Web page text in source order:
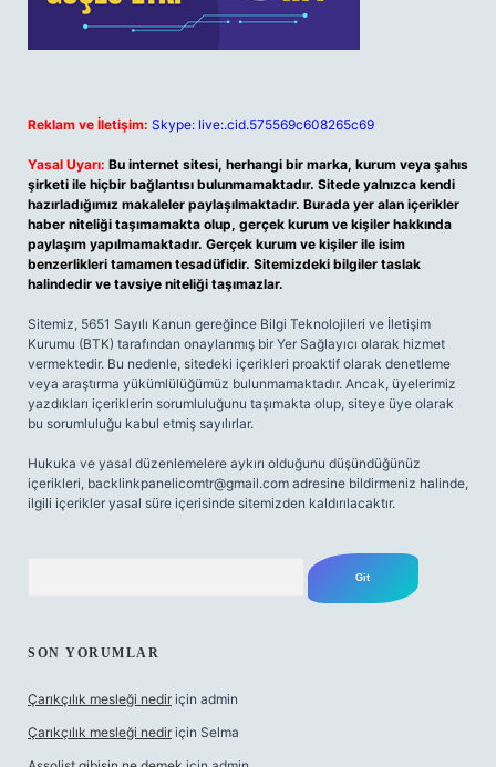
Reklam ve İletişim: Skype: live:.cid.575569c608265c69
Yasal Uyarı: Bu internet sitesi, herhangi bir marka, kurum veya şahıs
şirketi ile hiçbir bağlantısı bulunmamaktadır. Sitede yalnızca kendi
hazırladığımız makaleler paylaşılmaktadır. Burada yer alan içerikler
haber niteliği taşımamakta olup, gerçek kurum ve kişiler hakkında
paylaşım yapılmamaktadır. Gerçek kurum ve kişiler ile isim
benzerlikleri tamamen tesadüfidir. Sitemizdeki bilgiler taslak
halindedir ve tavsiye niteliği taşımazlar.
Sitemiz, 5651 Sayılı Kanun gereğince Bilgi Teknolojileri ve İletişim
Kurumu (BTK) tarafından onaylanmış bir Yer Sağlayıcı olarak hizmet
vermektedir. Bu nedenle, sitedeki içerikleri proaktif olarak denetleme
veya araştırma yükümlülüğümüz bulunmamaktadır. Ancak, üyelerimiz
yazdıkları içeriklerin sorumluluğunu taşımakta olup, siteye üye olarak
bu sorumluluğu kabul etmiş sayılırlar.
Hukuka ve yasal düzenlemelere aykırı olduğunu düşündüğünüz
içerikleri, backlinkpanelicomtr@gmail.com adresine bildirmeniz halinde,
ilgili içerikler yasal süre içerisinde sitemizden kaldırılacaktır.
SON YORUMLAR
Çarıkçılık mesleği nedir için admin
Çarıkçılık mesleği nedir için Selma